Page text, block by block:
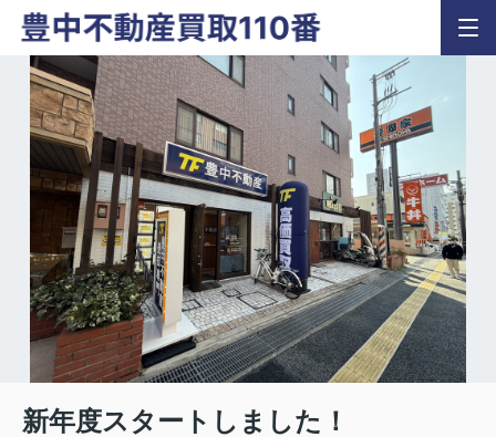
新年度スタートしました！